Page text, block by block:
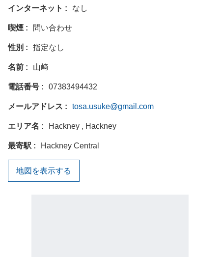
インターネット なし
喫煙 問い合わせ
性別 指定なし
名前 山﨑
電話番号 07383494432
メールアドレス tosa.usuke@gmail.com
エリア名 Hackney , Hackney
最寄駅 Hackney Central
地図を表示する